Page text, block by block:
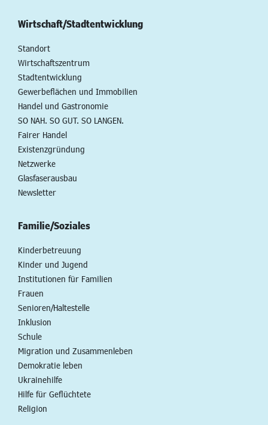
Wirtschaft/Stadtentwicklung
Standort
Wirtschaftszentrum
Stadtentwicklung
Gewerbeflächen und Immobilien
Handel und Gastronomie
SO NAH. SO GUT. SO LANGEN.
Fairer Handel
Existenzgründung
Netzwerke
Glasfaserausbau
Newsletter
Familie/Soziales
Kinderbetreuung
Kinder und Jugend
Institutionen für Familien
Frauen
Senioren/Haltestelle
Inklusion
Schule
Migration und Zusammenleben
Demokratie leben
Ukrainehilfe
Hilfe für Geflüchtete
Religion